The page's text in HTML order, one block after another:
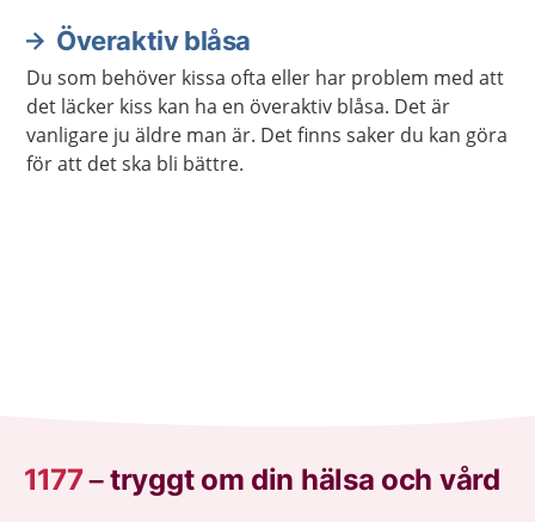
Överaktiv blåsa
Du som behöver kissa ofta eller har problem med att
det läcker kiss kan ha en överaktiv blåsa. Det är
vanligare ju äldre man är. Det finns saker du kan göra
för att det ska bli bättre.
1177–tryggt om din hälsa och vård